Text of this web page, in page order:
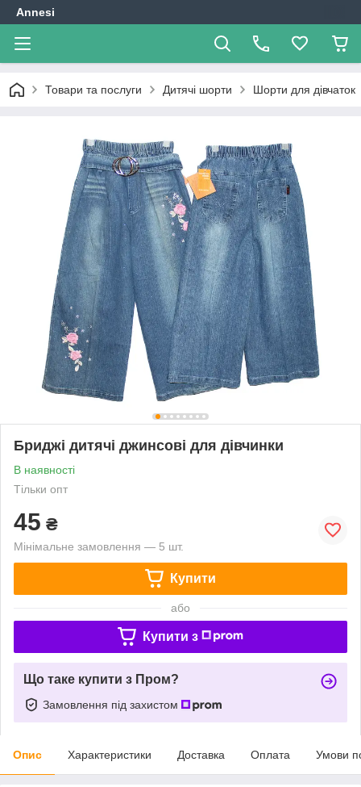
Annesi
Товари та послуги Дитячі шорти Шорти для дівчаток
Бриджі дитячі джинсові для дівчинки
В наявності
Тільки опт
45 ₴
Мінімальне замовлення — 5 шт.
Купити
або
Купити з
Що таке купити з Пром?
Замовлення під захистом
Опис Характеристики Доставка Оплата Умови